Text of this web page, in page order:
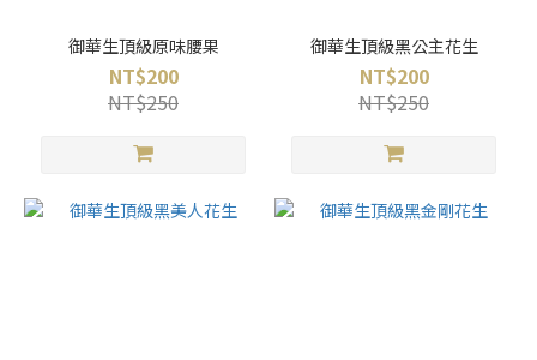
御華生頂級原味腰果
NT$200
NT$250
御華生頂級黑公主花生
NT$200
NT$250